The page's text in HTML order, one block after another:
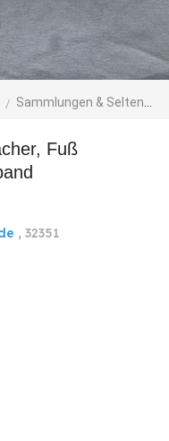
Sammlungen & Seltenes
, 32351